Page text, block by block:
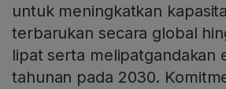
untuk meningkatkan
terbarukan secara global
lipat serta melipatgandakan
tahunan pada 2030.